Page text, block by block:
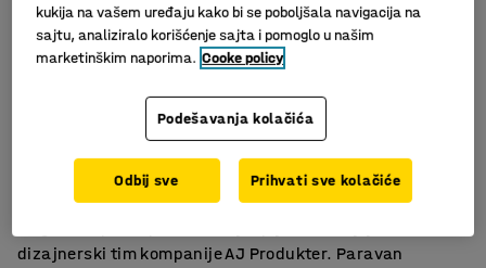
Efektivna apsorpcija buke
Isporučuje se sa postoljem
Elegantan i stilski dizajn
dizajnerski tim kompanije AJ Produkter. Paravan
kukija na vašem uređaju kako bi se poboljšala navigacija na
sajtu, analiziralo korišćenje sajta i pomoglo u našim
marketinškim naporima. Cooke policy
Podešavanja kolačića
Odbij sve Prihvati sve kolačiće